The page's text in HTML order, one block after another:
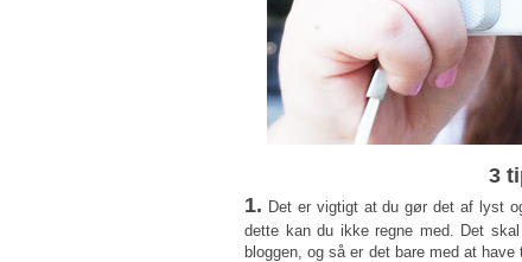
3
1. Det er vigtigt at du gør det af lyst
dette kan du ikke regne med. Det
bloggen, og så er det bare med at